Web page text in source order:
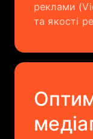
реклами
та якості